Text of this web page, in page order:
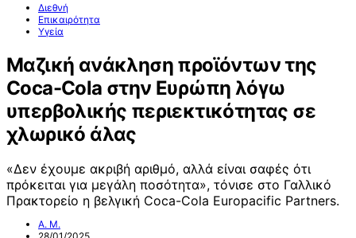
Διεθνή
Επικαιρότητα
Υγεία
Μαζική ανάκληση προϊόντων της
Coca-Cola στην Ευρώπη λόγω
υπερβολικής περιεκτικότητας σε
χλωρικό άλας
«Δεν έχουμε ακριβή αριθμό, αλλά είναι σαφές ότι
πρόκειται για μεγάλη ποσότητα», τόνισε στο Γαλλικό
Πρακτορείο η βελγική Coca-Cola Europacific Partners.
Α. Μ.